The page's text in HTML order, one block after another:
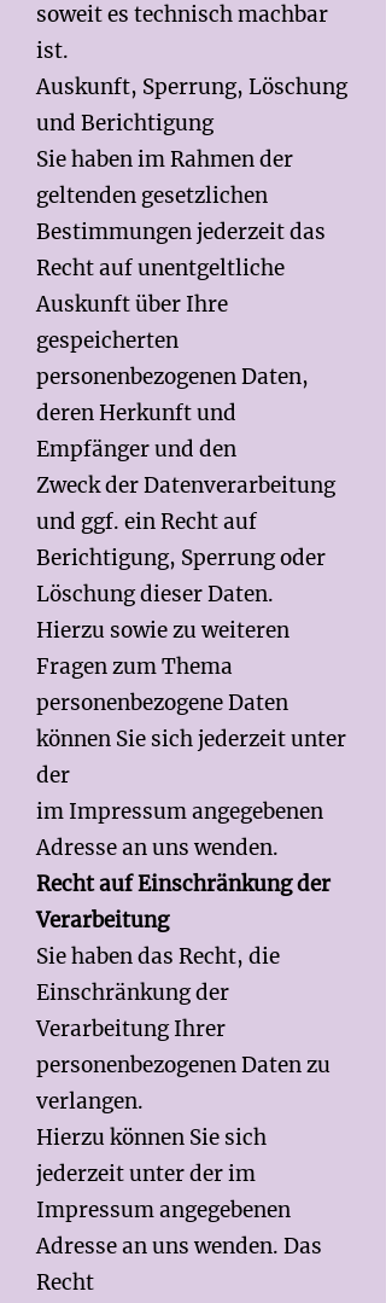
soweit es technisch machbar
ist.
Auskunft, Sperrung, Löschung
und Berichtigung
Sie haben im Rahmen der
geltenden gesetzlichen
Bestimmungen jederzeit das
Recht auf unentgeltliche
Auskunft über Ihre
gespeicherten
personenbezogenen Daten,
deren Herkunft und
Empfänger und den
Zweck der Datenverarbeitung
und ggf. ein Recht auf
Berichtigung, Sperrung oder
Löschung dieser Daten.
Hierzu sowie zu weiteren
Fragen zum Thema
personenbezogene Daten
können Sie sich jederzeit unter
der
im Impressum angegebenen
Adresse an uns wenden.
Recht auf Einschränkung der
Verarbeitung
Sie haben das Recht, die
Einschränkung der
Verarbeitung Ihrer
personenbezogenen Daten zu
verlangen.
Hierzu können Sie sich
jederzeit unter der im
Impressum angegebenen
Adresse an uns wenden. Das
Recht